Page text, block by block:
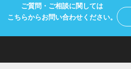
採用情報
ご質問・ご相談に関しては
こちらからお問い合わせください。